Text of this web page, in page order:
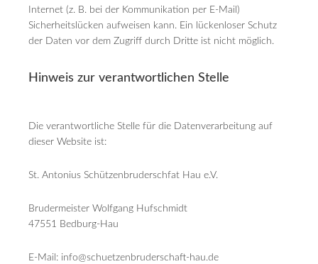
Internet (z. B. bei der Kommunikation per E-Mail)
Sicherheitslücken aufweisen kann. Ein lückenloser Schutz
der Daten vor dem Zugriff durch Dritte ist nicht möglich.
Hinweis zur verantwortlichen Stelle
Die verantwortliche Stelle für die Datenverarbeitung auf
dieser Website ist:
St. Antonius Schützenbruderschfat Hau e.V.
Brudermeister Wolfgang Hufschmidt
47551 Bedburg-Hau
E-Mail: info@schuetzenbruderschaft-hau.de